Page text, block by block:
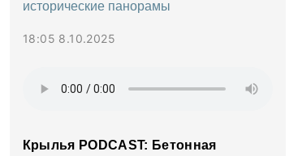
18:05 8.10.2025
Крылья PODCAST: Бетонная